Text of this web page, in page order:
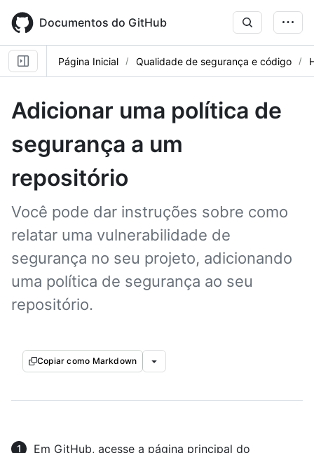
main
content
Documentos do GitHub
Página Inicial Qualidade de segurança e código
Adicionar uma política de
segurança a um
repositório
Você pode dar instruções sobre como
relatar uma vulnerabilidade de
segurança no seu projeto, adicionando
uma política de segurança ao seu
repositório.
Copiar como Markdown
Em GitHub, acesse a página principal do